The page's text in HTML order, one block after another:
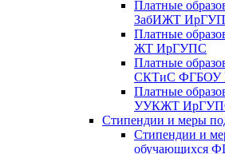
Платные
ЗабИЖТ
Платные
ЖТ ИрГУПС
Платные
СКТиС ФГБОУ
Платные
УУКЖТ
Стипендии и меры
Стипендии и
обучающихся